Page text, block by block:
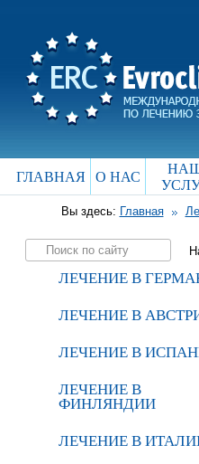
ГЛАВНАЯ О НАС
Вы здесь: Главная
ЛЕЧЕНИЕ В
ЛЕЧЕНИЕ В
ЛЕЧЕНИЕ В
ЛЕЧЕНИЕ В
ФИНЛЯНДИИ
ЛЕЧЕНИЕ В